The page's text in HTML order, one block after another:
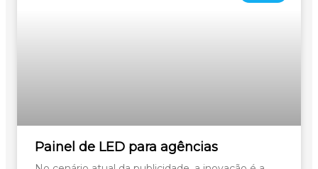
Painel de LED para agências